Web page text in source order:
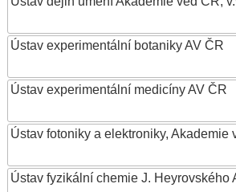
Ústav experimentální botaniky AV ČR
Ústav experimentální medicíny AV ČR
Ústav fotoniky a elektroniky, Akademie
Ústav fyzikální chemie J. Heyrovského